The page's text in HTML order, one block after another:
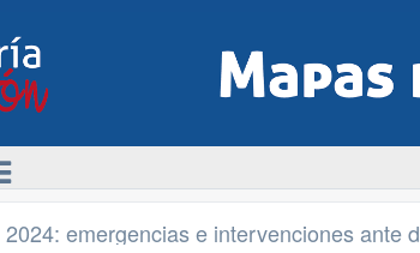
2024: emergencias e intervenciones ante